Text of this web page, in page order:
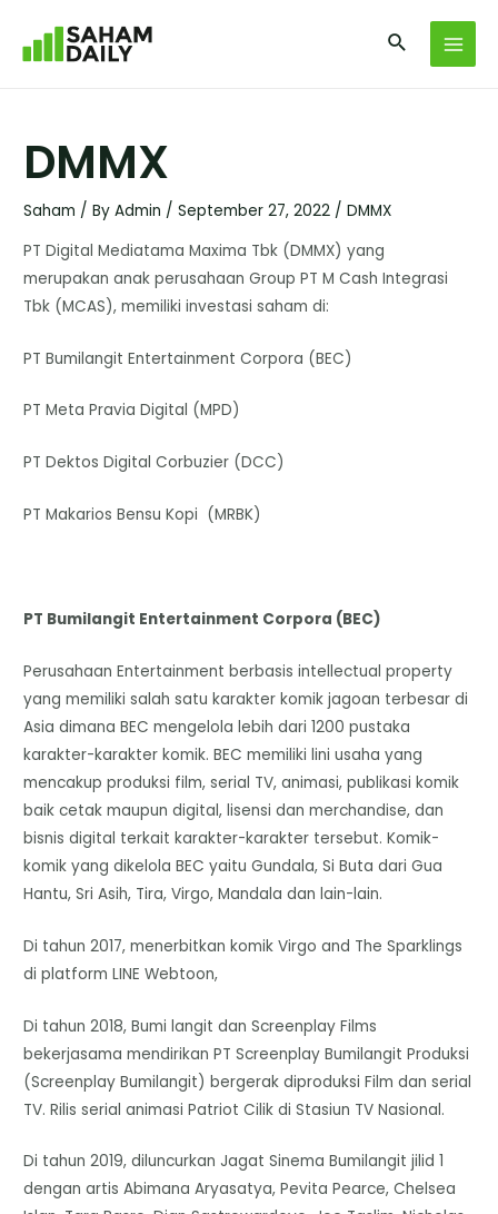
DMMX
Saham / ByAdmin /September 27, 2022 /DMMX
PT Digital Mediatama Maxima Tbk (DMMX) yang
merupakan anak perusahaan Group PT M Cash Integrasi
Tbk (MCAS), memiliki investasi saham di:
PT Bumilangit Entertainment Corpora (BEC)
PT Meta Pravia Digital (MPD)
PT Dektos Digital Corbuzier (DCC)
PT Makarios Bensu Kopi (MRBK)
PT Bumilangit Entertainment Corpora (BEC)
Perusahaan Entertainment berbasis intellectual property
yang memiliki salah satu karakter komik jagoan terbesar di
Asia dimana BEC mengelola lebih dari 1200 pustaka
karakter-karakter komik. BEC memiliki lini usaha yang
mencakup produksi film, serial TV, animasi, publikasi komik
baik cetak maupun digital, lisensi dan merchandise, dan
bisnis digital terkait karakter-karakter tersebut. Komik-
komik yang dikelola BEC yaitu Gundala, Si Buta dari Gua
Hantu, Sri Asih, Tira, Virgo, Mandala dan lain-lain.
Di tahun 2017, menerbitkan komik Virgo and The Sparklings
di platform LINE Webtoon,
Di tahun 2018, Bumi langit dan Screenplay Films
bekerjasama mendirikan PT Screenplay Bumilangit Produksi
(Screenplay Bumilangit) bergerak diproduksi Film dan serial
TV. Rilis serial animasi Patriot Cilik di Stasiun TV Nasional.
Di tahun 2019, diluncurkan Jagat Sinema Bumilangit jilid 1
dengan artis Abimana Aryasatya, Pevita Pearce, Chelsea